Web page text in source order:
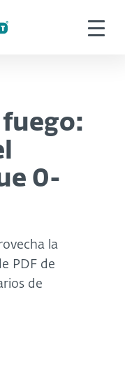
0-
la
PDF de
de